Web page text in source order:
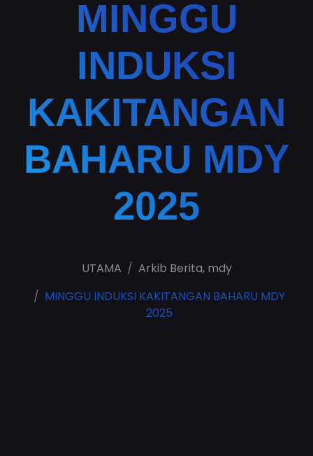
MINGGU
INDUKSI
KAKITANGAN
BAHARU MDY
2025
UTAMA Arkib Berita, mdy
MINGGU INDUKSI KAKITANGAN BAHARU MDY
2025